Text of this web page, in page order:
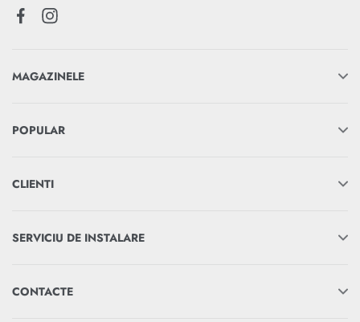
MAGAZINELE
POPULAR
CLIENTI
SERVICIU DE INSTALARE
CONTACTE